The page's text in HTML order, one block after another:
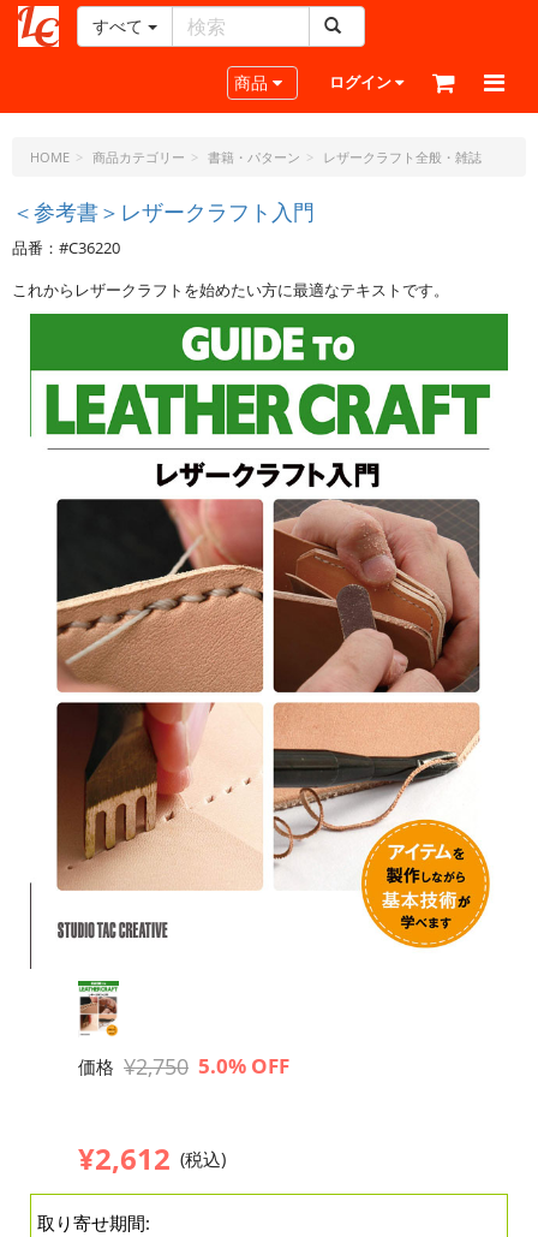
ー
ラ
ト・
ド
ッ
ト・
ジ
すべて
Toggle navigation
商品 ログイン
HOME 商品カテゴリー 書籍・パターン レザークラフト全般・雑誌
＜参考書＞レザークラフト入門
品番：#C36220
これからレザークラフトを始めたい方に最適なテキストです。
価格 ¥2,750 5.0% OFF
¥2,612 (税込)
取り寄せ期間: